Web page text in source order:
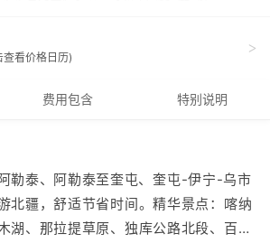
查看价格日历)
>
费用包含 特别说明
勒泰、阿勒泰至奎屯、奎屯-伊宁-乌市
北疆，舒适节省时间。精华景点：喀纳
湖、那拉提草原、独库公路北段、百里